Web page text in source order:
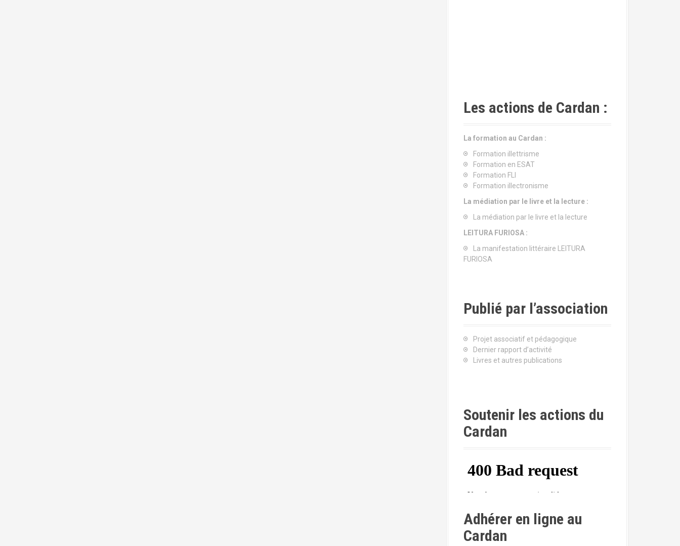
Les actions de Cardan :
La formation au Cardan :
Formation illettrisme
Formation en ESAT
Formation FLI
Formation illectronisme
La médiation par le livre et la lecture :
La médiation par le livre et la lecture
LEITURA FURIOSA :
La manifestation littéraire LEITURA
FURIOSA
Publié par l’association
Projet associatif et pédagogique
Dernier rapport d’activité
Livres et autres publications
Soutenir les actions du
Cardan
Adhérer en ligne au
Cardan